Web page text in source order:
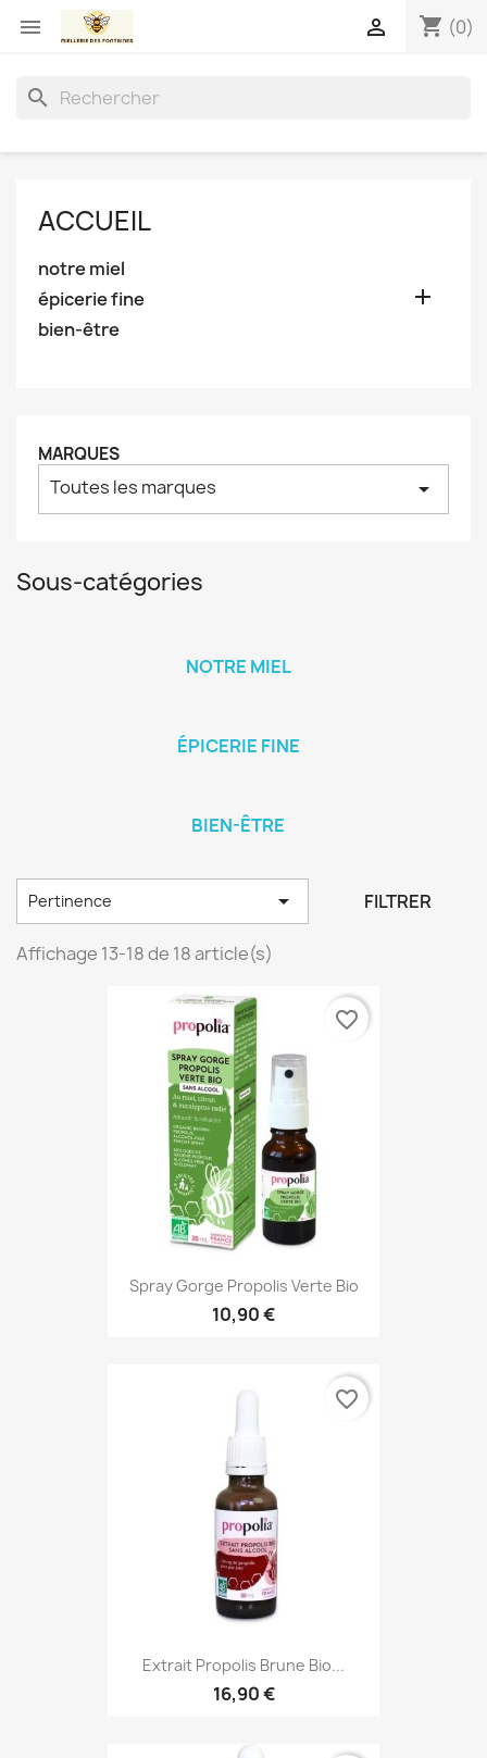
 shopping_cart (0)

search
ACCUEIL
notre miel
épicerie fine

bien-être
MARQUES
Toutes les marques arrow_drop_down
Sous-catégories
NOTRE MIEL
ÉPICERIE FINE
BIEN-ÊTRE
Pertinence  FILTRER
Affichage 13-18 de 18 article(s)
Spray Gorge Propolis Verte Bio
10,90 €
favorite_border
Extrait Propolis Brune Bio...
16,90 €
favorite_border